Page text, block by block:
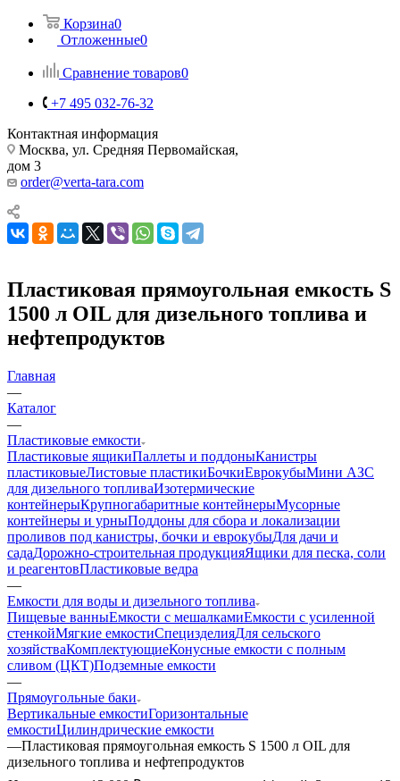
Корзина0
Отложенные0
Сравнение товаров0
+7 495 032-76-32
Контактная информация
Москва, ул. Средняя Первомайская,
дом 3
order@verta-tara.com
Пластиковая прямоугольная емкость S
1500 л OIL для дизельного топлива и
нефтепродуктов
Главная
—
Каталог
—
Пластиковые емкости
Пластиковые ящикиПаллеты и поддоныКанистры
пластиковыеЛистовые пластикиБочкиЕврокубыМини АЗС
для дизельного топливаИзотермические
контейнерыКрупногабаритные контейнерыМусорные
контейнеры и урныПоддоны для сбора и локализации
проливов под канистры, бочки и еврокубыДля дачи и
садаДорожно-строительная продукцияЯщики для песка, соли
и реагентовПластиковые ведра
—
Емкости для воды и дизельного топлива
Пищевые ванныЕмкости с мешалкамиЕмкости с усиленной
стенкойМягкие емкостиСпецизделияДля сельского
хозяйстваКомплектующиеКонусные емкости с полным
сливом (ЦКТ)Подземные емкости
—
Прямоугольные баки
Вертикальные емкостиГоризонтальные
емкостиЦилиндрические емкости
—Пластиковая прямоугольная емкость S 1500 л OIL для
дизельного топлива и нефтепродуктов